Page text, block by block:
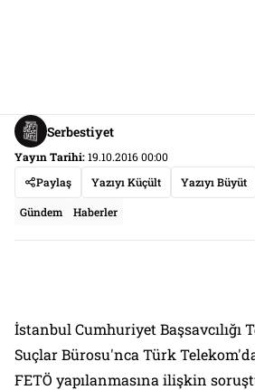
Serbestiyet
Yayın Tarihi:19.10.2016 00:00
Paylaş
Yazıyı Küçült Yazıyı Büyüt
Gündem Haberler
İstanbul Cumhuriyet Başsavcılığı
Suçlar Bürosu'nca Türk
FETÖ yapılanmasına ilişkin